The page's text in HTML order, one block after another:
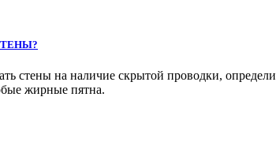
стены на наличие скрытой проводки,
жирные пятна.